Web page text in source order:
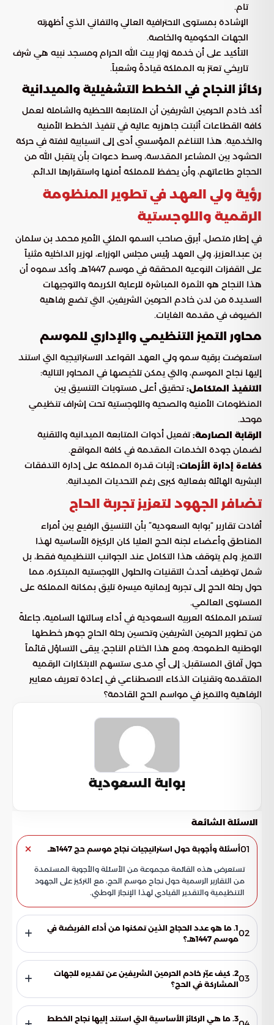
تام.
الإشادة بمستوى الاحترافية العالي والتفاني الذي أظهرته
الجهات الحكومية والخاصة.
التأكيد على أن خدمة زوار بيت الله الحرام ومسجد نبيه هي شرف
تاريخي تعتز به المملكة قيادةً وشعباً.
ركائز النجاح في الخطط التشغيلية والميدانية
أكد خادم الحرمين الشريفين أن المتابعة اللحظية والشاملة لعمل
كافة القطاعات أثبتت جاهزية عالية في تنفيذ الخطط الأمنية
والخدمية. هذا التناغم المؤسسي أدى إلى انسيابية لافتة في حركة
الحشود بين المشاعر المقدسة، وسط دعوات بأن يتقبل الله من
الحجاج طاعاتهم، وأن يحفظ للمملكة أمنها واستقرارها الدائم.
رؤية ولي العهد في تطوير المنظومة
الرقمية واللوجستية
في إطار متصل، أبرق صاحب السمو الملكي الأمير محمد بن سلمان
بن عبدالعزيز، ولي العهد رئيس مجلس الوزراء، لوزير الداخلية مثنياً
على القفزات النوعية المحققة في موسم 1447هـ. وأكد سموه أن
هذا النجاح هو الثمرة المباشرة للرعاية الكريمة والتوجيهات
السديدة من لدن خادم الحرمين الشريفين، التي تضع رفاهية
الضيوف في مقدمة الغايات.
محاور التميز التنظيمي والإداري للموسم
استعرضت برقية سمو ولي العهد القواعد الاستراتيجية التي استند
إليها نجاح الموسم، والتي يمكن تلخيصها في المحاور التالية:
التنفيذ المتكامل:تحقيق أعلى مستويات التنسيق بين
المنظومات الأمنية والصحية واللوجستية تحت إشراف تنظيمي
موحد.
الرقابة الصارمة:تفعيل أدوات المتابعة الميدانية والتقنية
لضمان جودة الخدمات المقدمة في كافة المواقع.
كفاءة إدارة الأزمات: إثبات قدرة المملكة على إدارة التدفقات
البشرية الهائلة بفعالية كبرى رغم التحديات الميدانية.
تضافر الجهود لتعزيز تجربة الحاج
أفادت تقارير “بوابة السعودية” بأن التنسيق الرفيع بين أمراء
المناطق وأعضاء لجنة الحج العليا كان الركيزة الأساسية لهذا
التميز. ولم يتوقف هذا التكامل عند الجوانب التنظيمية فقط، بل
شمل توظيف أحدث التقنيات والحلول اللوجستية المبتكرة، مما
حول رحلة الحج إلى تجربة إيمانية ميسرة تليق بمكانة المملكة على
المستوى العالمي.
تستمر المملكة العربية السعودية في أداء رسالتها السامية، جاعلةً
من تطوير الحرمين الشريفين وتحسين رحلة الحاج جوهر خططها
الوطنية الطموحة. ومع هذا الختام الناجح، يبقى التساؤل قائماً
حول آفاق المستقبل: إلى أي مدى ستسهم الابتكارات الرقمية
المتقدمة وتقنيات الذكاء الاصطناعي في إعادة تعريف معايير
الرفاهية والتميز في مواسم الحج القادمة؟
بوابة السعودية
الاسئلة الشائعة
01أسئلة وأجوبة حول استراتيجيات نجاح موسم حج 1447هـ
تستعرض هذه القائمة مجموعة من الأسئلة والأجوبة المستمدة
من التقارير الرسمية حول نجاح موسم الحج، مع التركيز على الجهود
التنظيمية والتقدير القيادي لهذا الإنجاز الوطني.
02 1. ما هو عدد الحجاج الذين تمكنوا من أداء الفريضة في
موسم 1447هـ؟
وذلك بفضل الرعاية الكريمة والتخطيط المسبق الذي وفرته
قطاعات الدولة المختلفة لخدمة ضيوف الرحمن.03 2. كيف عبّر خادم الحرمين الشريفين عن تقديره للجهات
المشاركة في الحج؟
بالجهود الاستثنائية للجنة الحج العليا والقطاعات الأمنية والمدنية،
3. ما هي الركائز الأساسية التي استند إليها نجاح الخطط